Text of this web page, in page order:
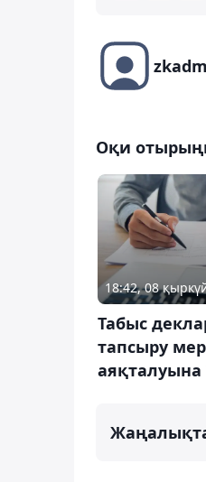
zkadm
Оқи
18:42, 08
Табыс
тапсыру